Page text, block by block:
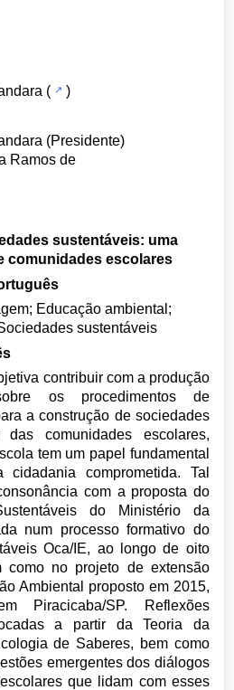
(
)
(Presidente)
Ramos de
sustentáveis: uma
comunidades escolares
Educação ambiental;
sustentáveis
contribuir com a produção
os procedimentos de
a construção de sociedades
comunidades escolares,
tem um papel fundamental
comprometida. Tal
com a proposta do
do Ministério da
num processo formativo do
Oca/IE, ao longo de oito
como no projeto de extensão
Ambiental proposto em 2015,
Piracicaba/SP. Reflexões
a partir da Teoria da
de Saberes, bem como
emergentes dos diálogos
que lidam com esses